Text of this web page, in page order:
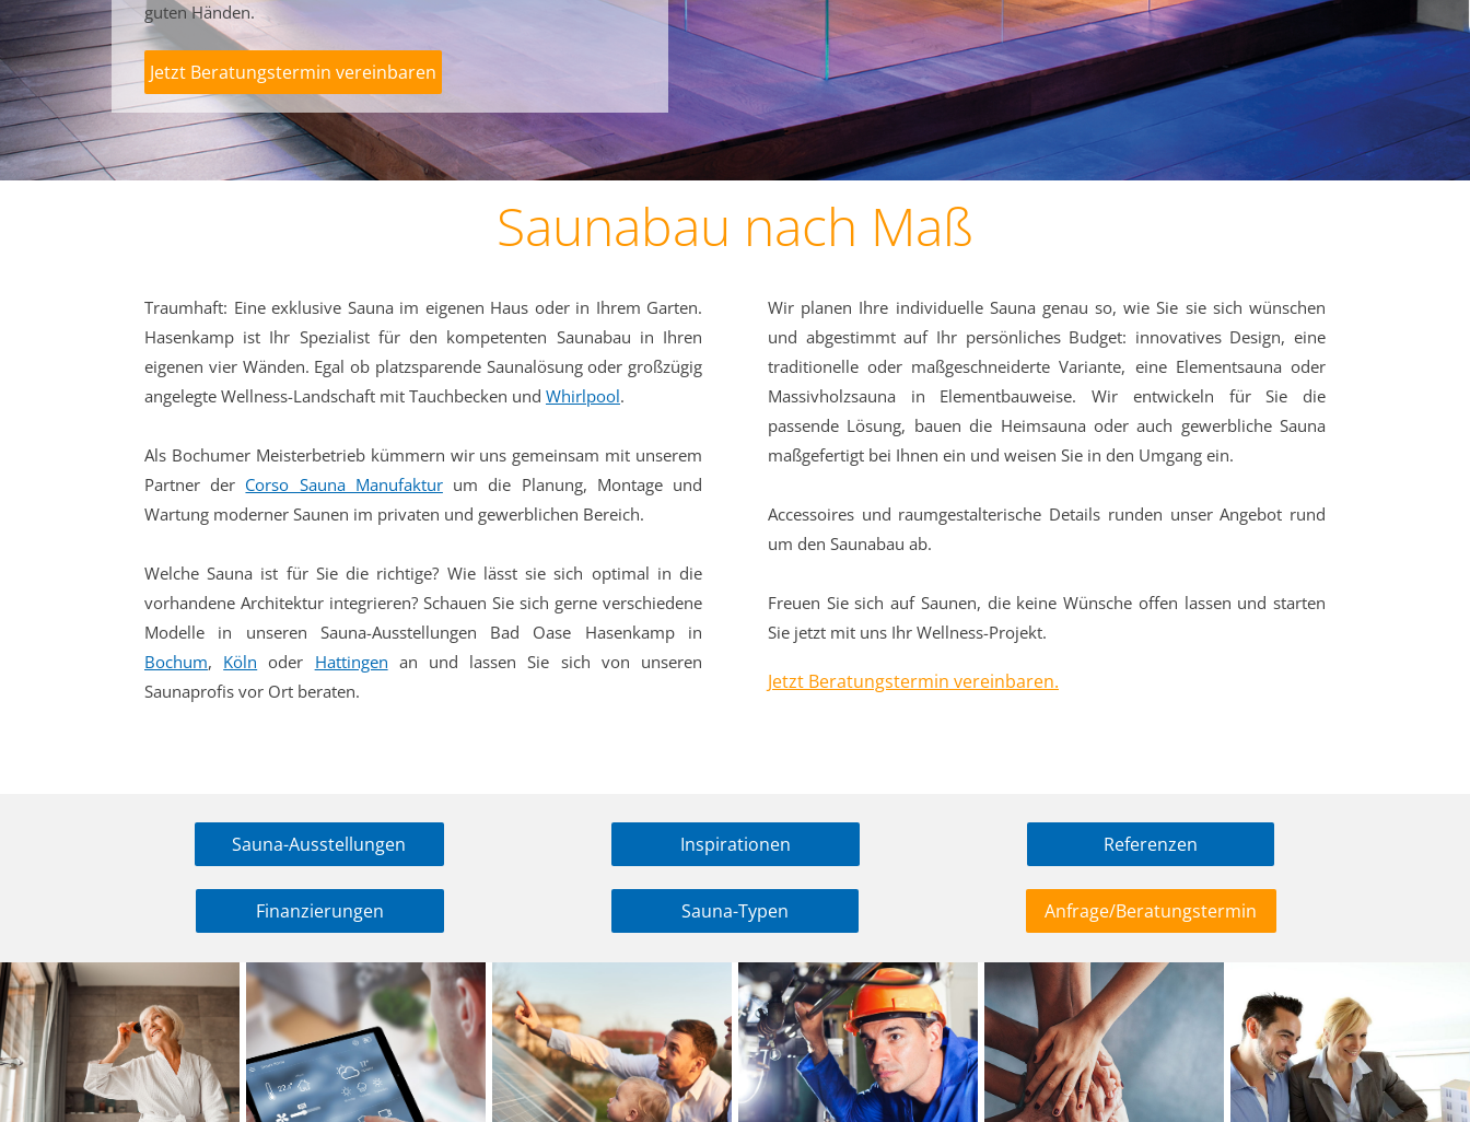
guten Händen.
Jetzt Beratungstermin vereinbaren
Saunabau nach Maß
Traumhaft: Eine exklusive Sauna im eigenen Haus oder in Ihrem Garten.
Hasenkamp ist Ihr Spezialist für den kompetenten Saunabau in Ihren
eigenen vier Wänden. Egal ob platzsparende Saunalösung oder großzügig
angelegte Wellness-Landschaft mit Tauchbecken und Whirlpool.
Als Bochumer Meisterbetrieb kümmern wir uns gemeinsam mit unserem
Partner der Corso Sauna Manufakturum die Planung, Montage und
Wartung moderner Saunen im privaten und gewerblichen Bereich.
Welche Sauna ist für Sie die richtige? Wie lässt sie sich optimal in die
vorhandene Architektur integrieren? Schauen Sie sich gerne verschiedene
Modelle in unseren Sauna-Ausstellungen Bad Oase Hasenkamp in
Bochum, Köln oder Hattingen an und lassen Sie sich von unseren
Saunaprofis vor Ort beraten.
Wir planen Ihre individuelle Sauna genau so, wie Sie sie sich wünschen
und abgestimmt auf Ihr persönliches Budget: innovatives Design, eine
traditionelle oder maßgeschneiderte Variante, eine Elementsauna oder
Massivholzsauna in Elementbauweise. Wir entwickeln für Sie die
passende Lösung, bauen die Heimsauna oder auch gewerbliche Sauna
maßgefertigt bei Ihnen ein und weisen Sie in den Umgang ein.
Accessoires und raumgestalterische Details runden unser Angebot rund
um den Saunabau ab.
Freuen Sie sich auf Saunen, die keine Wünsche offen lassen und starten
Sie jetzt mit uns Ihr Wellness-Projekt.
Jetzt Beratungstermin vereinbaren.
Sauna-Ausstellungen Inspirationen Referenzen
Finanzierungen Sauna-Typen Anfrage/Beratungstermin